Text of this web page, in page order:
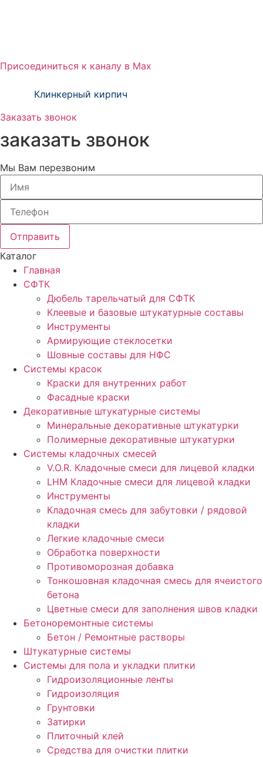
Присоединиться к каналу в Max
Клинкерный кирпич
Заказать звонок
заказать звонок
Мы Вам перезвоним
Отправить
Каталог
Главная
СФТК
Дюбель тарельчатый для СФТК
Клеевые и базовые штукатурные составы
Инструменты
Армирующие стеклосетки
Шовные составы для НФС
Cистемы красок
Краски для внутренних работ
Фасадные краски
Декоративные штукатурные системы
Минеральные декоративные штукатурки
Полимерные декоративные штукатурки
Системы кладочных смесей
V.O.R. Кладочные смеси для лицевой кладки
LHM Кладочные смеси для лицевой кладки
Инструменты
Кладочная смесь для забутовки / рядовой
кладки
Легкие кладочные смеси
Обработка поверхности
Противоморозная добавка
Тонкошовная кладочная смесь для ячеистого
бетона
Цветные смеси для заполнения швов кладки
Бетоноремонтные системы
Бетон / Ремонтные растворы
Штукатурные системы
Cистемы для пола и укладки плитки
Гидроизоляционные ленты
Гидроизоляция
Грунтовки
Затирки
Плиточный клей
Средства для очистки плитки